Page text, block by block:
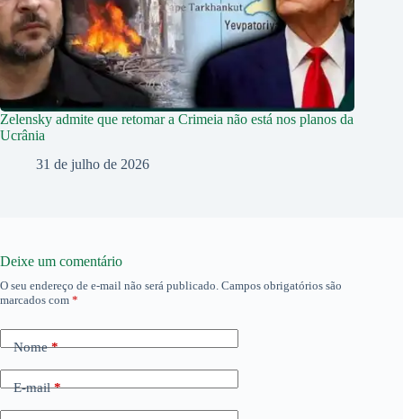
Zelensky admite que retomar a Crimeia não está nos planos da
Ucrânia
31 de julho de 2026
Deixe um comentário
O seu endereço de e-mail não será publicado. Campos obrigatórios são
marcados com *
Nome*
E-mail*